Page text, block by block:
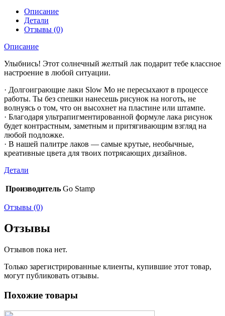
Описание
Детали
Отзывы (0)
Описание
Улыбнись! Этот солнечный желтый лак подарит тебе классное
настроение в любой ситуации.
· Долгоиграющие лаки Slow Mo не пересыхают в процессе
работы. Ты без спешки нанесешь рисунок на ноготь, не
волнуясь о том, что он высохнет на пластине или штампе.
· Благодаря ультрапигментированной формуле лака рисунок
будет контрастным, заметным и притягивающим взгляд на
любой подложке.
· В нашей палитре лаков — самые крутые, необычные,
креативные цвета для твоих потрясающих дизайнов.
Детали
Производитель Go Stamp
Отзывы (0)
Отзывы
Отзывов пока нет.
Только зарегистрированные клиенты, купившие этот товар,
могут публиковать отзывы.
Похожие товары